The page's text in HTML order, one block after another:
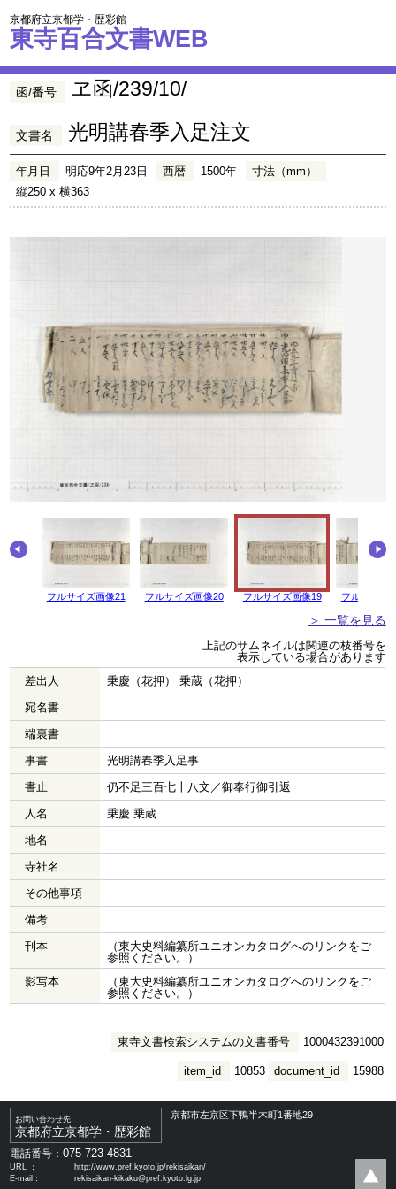
京都府立京都学・歴彩館
東寺百合文書WEB
函/番号 ヱ函/239/10/
文書名 光明講春季入足注文
年月日 明応9年2月23日 西暦 1500年
寸法（mm）
縦250 x 横363
フルサイズ画像21 フルサイズ画像20 フルサイズ画像19 フルサイズ
＞ 一覧を見る
上記のサムネイルは関連の枝番号を
表示している場合があります
差出人
乗慶（花押） 乗蔵（花押）
宛名書
端裏書
事書
光明講春季入足事
書止
仍不足三百七十八文／御奉行御引返
人名
乗慶 乗蔵
地名
寺社名
その他事項
備考
刊本
（東大史料編纂所ユニオンカタログへのリンクをご
参照ください。）
影写本
（東大史料編纂所ユニオンカタログへのリンクをご
参照ください。）
東寺文書検索システムの文書番号 1000432391000
document_id 15988
item_id 10853
お問い合わせ先
京都府立京都学・歴彩館
京都市左京区下鴨半木町1番地29
電話番号：075-723-4831
URL ：
http://www.pref.kyoto.jp/rekisaikan/
E-mail：
rekisaikan-kikaku@pref.kyoto.lg.jp